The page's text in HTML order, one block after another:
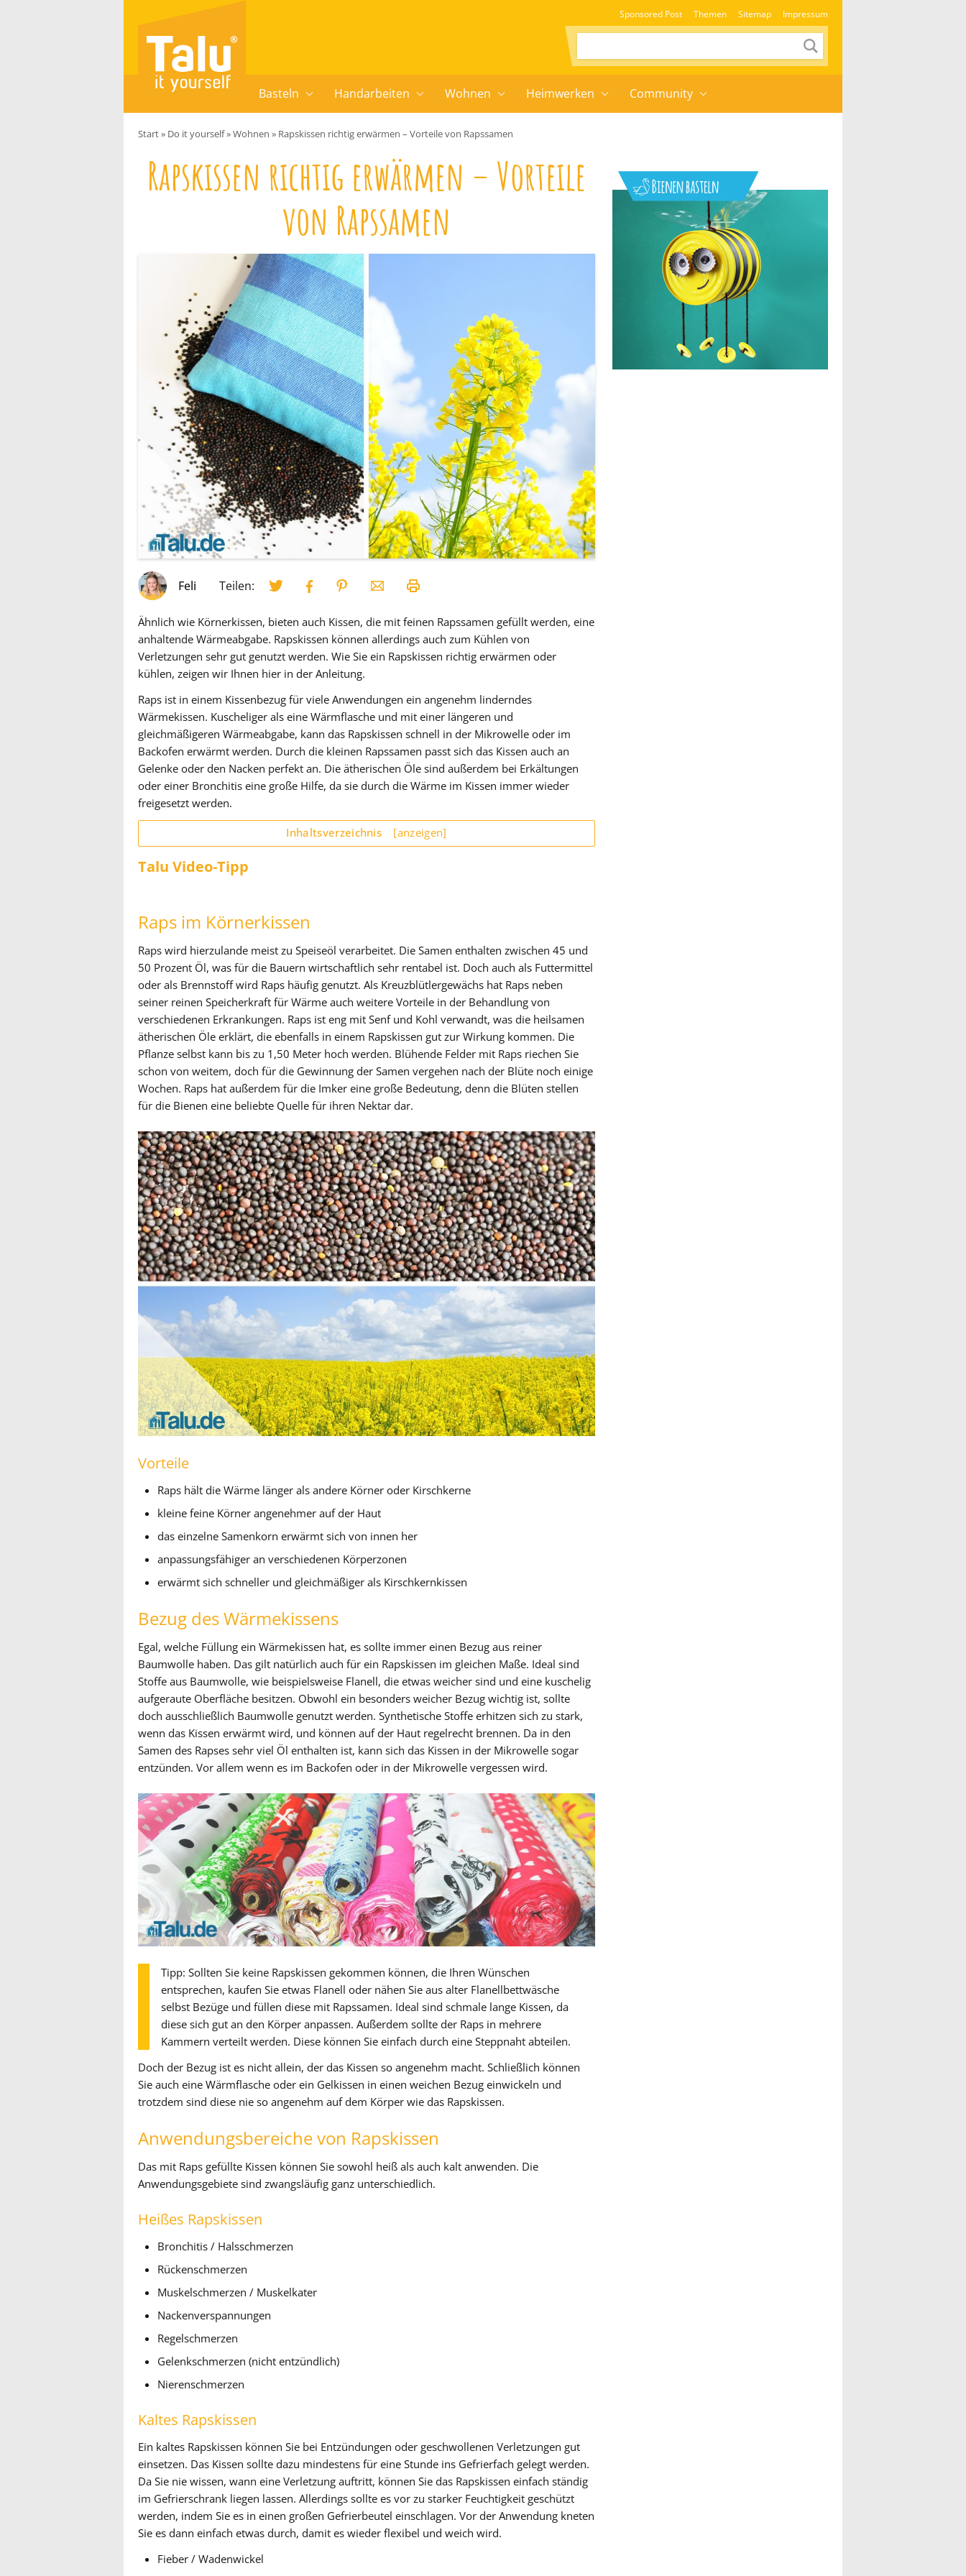
Sponsored Post Themen Sitemap Impressum
Basteln Handarbeiten Wohnen Heimwerken Community
Start» Do it yourself»Wohnen » Rapskissen richtig erwärmen – Vorteile von Rapssamen
Rapskissen richtig erwärmen – Vorteile
von Rapssamen
Feli Teilen:
Ähnlich wie Körnerkissen, bieten auch Kissen, die mit feinen Rapssamen gefüllt werden, eine
anhaltende Wärmeabgabe. Rapskissen können allerdings auch zum Kühlen von
Verletzungen sehr gut genutzt werden. Wie Sie ein Rapskissen richtig erwärmen oder
kühlen, zeigen wir Ihnen hier in der Anleitung.
Raps ist in einem Kissenbezug für viele Anwendungen ein angenehm linderndes
Wärmekissen. Kuscheliger als eine Wärmflasche und mit einer längeren und
gleichmäßigeren Wärmeabgabe, kann das Rapskissen schnell in der Mikrowelle oder im
Backofen erwärmt werden. Durch die kleinen Rapssamen passt sich das Kissen auch an
Gelenke oder den Nacken perfekt an. Die ätherischen Öle sind außerdem bei Erkältungen
oder einer Bronchitis eine große Hilfe, da sie durch die Wärme im Kissen immer wieder
freigesetzt werden.
Inhaltsverzeichnis [anzeigen]
Talu Video-Tipp
Raps im Körnerkissen
Raps wird hierzulande meist zu Speiseöl verarbeitet. Die Samen enthalten zwischen 45 und
50 Prozent Öl, was für die Bauern wirtschaftlich sehr rentabel ist. Doch auch als Futtermittel
oder als Brennstoff wird Raps häufig genutzt. Als Kreuzblütlergewächs hat Raps neben
seiner reinen Speicherkraft für Wärme auch weitere Vorteile in der Behandlung von
verschiedenen Erkrankungen. Raps ist eng mit Senf und Kohl verwandt, was die heilsamen
ätherischen Öle erklärt, die ebenfalls in einem Rapskissen gut zur Wirkung kommen. Die
Pflanze selbst kann bis zu 1,50 Meter hoch werden. Blühende Felder mit Raps riechen Sie
schon von weitem, doch für die Gewinnung der Samen vergehen nach der Blüte noch einige
Wochen. Raps hat außerdem für die Imker eine große Bedeutung, denn die Blüten stellen
für die Bienen eine beliebte Quelle für ihren Nektar dar.
Vorteile
Raps hält die Wärme länger als andere Körner oder Kirschkerne
kleine feine Körner angenehmer auf der Haut
das einzelne Samenkorn erwärmt sich von innen her
anpassungsfähiger an verschiedenen Körperzonen
erwärmt sich schneller und gleichmäßiger als Kirschkernkissen
Bezug des Wärmekissens
Egal, welche Füllung ein Wärmekissen hat, es sollte immer einen Bezug aus reiner
Baumwolle haben. Das gilt natürlich auch für ein Rapskissen im gleichen Maße. Ideal sind
Stoffe aus Baumwolle, wie beispielsweise Flanell, die etwas weicher sind und eine kuschelig
aufgeraute Oberfläche besitzen. Obwohl ein besonders weicher Bezug wichtig ist, sollte
doch ausschließlich Baumwolle genutzt werden. Synthetische Stoffe erhitzen sich zu stark,
wenn das Kissen erwärmt wird, und können auf der Haut regelrecht brennen. Da in den
Samen des Rapses sehr viel Öl enthalten ist, kann sich das Kissen in der Mikrowelle sogar
entzünden. Vor allem wenn es im Backofen oder in der Mikrowelle vergessen wird.
Tipp: Sollten Sie keine Rapskissen gekommen können, die Ihren Wünschen
entsprechen, kaufen Sie etwas Flanell oder nähen Sie aus alter Flanellbettwäsche
selbst Bezüge und füllen diese mit Rapssamen. Ideal sind schmale lange Kissen, da
diese sich gut an den Körper anpassen. Außerdem sollte der Raps in mehrere
Kammern verteilt werden. Diese können Sie einfach durch eine Steppnaht abteilen.
Doch der Bezug ist es nicht allein, der das Kissen so angenehm macht. Schließlich können
Sie auch eine Wärmflasche oder ein Gelkissen in einen weichen Bezug einwickeln und
trotzdem sind diese nie so angenehm auf dem Körper wie das Rapskissen.
Anwendungsbereiche von Rapskissen
Das mit Raps gefüllte Kissen können Sie sowohl heiß als auch kalt anwenden. Die
Anwendungsgebiete sind zwangsläufig ganz unterschiedlich.
Heißes Rapskissen
Bronchitis / Halsschmerzen
Rückenschmerzen
Muskelschmerzen / Muskelkater
Nackenverspannungen
Regelschmerzen
Gelenkschmerzen (nicht entzündlich)
Nierenschmerzen
Kaltes Rapskissen
Ein kaltes Rapskissen können Sie bei Entzündungen oder geschwollenen Verletzungen gut
einsetzen. Das Kissen sollte dazu mindestens für eine Stunde ins Gefrierfach gelegt werden.
Da Sie nie wissen, wann eine Verletzung auftritt, können Sie das Rapskissen einfach ständig
im Gefrierschrank liegen lassen. Allerdings sollte es vor zu starker Feuchtigkeit geschützt
werden, indem Sie es in einen großen Gefrierbeutel einschlagen. Vor der Anwendung kneten
Sie es dann einfach etwas durch, damit es wieder flexibel und weich wird.
Fieber / Wadenwickel